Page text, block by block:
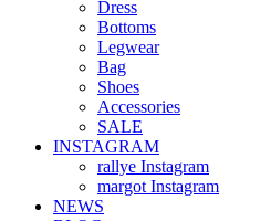
Dress
Bottoms
Legwear
Bag
Shoes
Accessories
SALE
INSTAGRAM
rallye Instagram
margot Instagram
NEWS